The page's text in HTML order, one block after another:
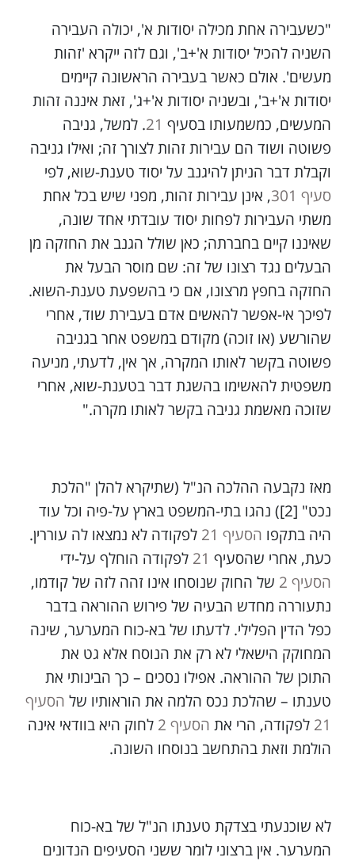
"כשעבירה אחת מכילה יסודות א', יכולה העבירה
השניה להכיל יסודות א'+ב', וגם לזה ייקרא 'זהות
מעשים'. אולם כאשר בעבירה הראשונה קיימים
יסודות א'+ב', ובשניה יסודות א'+ג', זאת איננה זהות
המעשים, כמשמעותו בסעיף 21. למשל, גניבה
פשוטה ושוד הם עבירות זהות לצורך זה; ואילו גניבה
וקבלת דבר הניתן להיגנב על יסוד טענת-שוא, לפי
סעיף 301
, אינן עבירות זהות, מפני שיש בכל אחת
משתי העבירות לפחות יסוד עובדתי אחד שונה,
שאיננו קיים בחברתה; כאן שולל הגנב את החזקה מן
הבעלים נגד רצונו של זה: שם מוסר הבעל את
החזקה בחפץ מרצונו, אם כי בהשפעת טענת-השוא.
לפיכך אי-אפשר להאשים אדם בעבירת שוד, אחרי
שהורשע (או זוכה) מקודם במשפט אחר בגניבה
פשוטה בקשר לאותו המקרה, אך אין, לדעתי, מניעה
משפטית להאשימו בהשגת דבר בטענת-שוא, אחרי
שזוכה מאשמת גניבה בקשר לאותו מקרה."
מאז נקבעה ההלכה הנ"ל (שתיקרא להלן "הלכת
נכט" [2]) נהגו בתי-המשפט בארץ על-פיה וכל עוד
היה בתקפו הסעיף 21
לפקודה לא נמצאו לה עוררין.
כעת, אחרי שהסעיף 21 לפקודה הוחלף על-ידי
הסעיף 2
של החוק שנוסחו אינו זהה לזה של קודמו,
נתעוררה מחדש הבעיה של פירוש ההוראה בדבר
כפל הדין הפלילי. לדעתו של בא-כוח המערער, שינה
המחוקק הישאלי לא רק את הנוסח אלא גט את
התוכן של ההוראה. אפילו נסכים – כך הבינותי את
טענתו – שהלכת נכס הלמה את הוראותיו של הסעיף
21 לפקודה, הרי את הסעיף 2
לחוק היא בוודאי אינה
הולמת וזאת בהתחשב בנוסחו השונה.
לא שוכנעתי בצדקת טענתו הנ"ל של בא-כוח
המערער. אין ברצוני לומר ששני הסעיפים הנדונים